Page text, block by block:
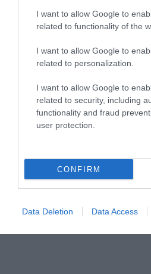
I want to allow Google to
related to functionality of the
I want to allow Google to
related to personalization.
I want to allow Google to
related to security, including
functionality and fraud
user protection.
CONFIRM
Data Deletion Data Access
INNOVÁCIÓ
Robotszüret:
agráriumban?
Válogat, osztályoz, adatot gyűjt és
egész munkacsapat feladatait képes
tűnhet, ez nem egy jól képzett
amely…